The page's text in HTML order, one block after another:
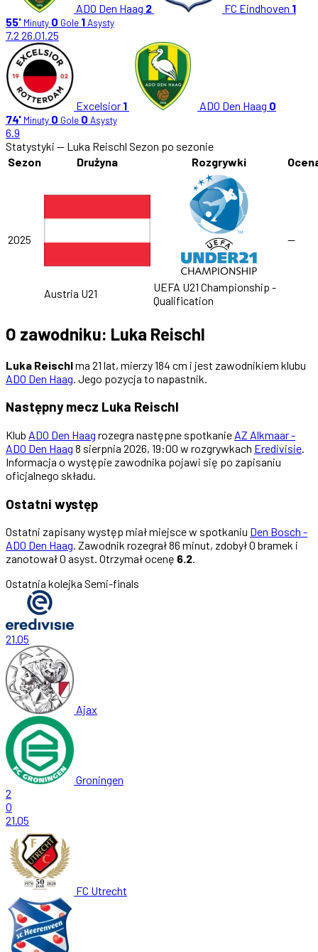
ADO Den Haag 2 FC Eindhoven 1
55' Minuty 0 Gole 1Asysty
7.2 26.01.25
Excelsior 1 ADO Den Haag 0
74' Minuty 0 Gole 0 Asysty
6.9
Statystyki — Luka Reischl Sezon po sezonie
Sezon
Drużyna Rozgrywki
2025
Austria U21
UEFA U21 Championship -
Qualification
—
O zawodniku: Luka Reischl
Luka Reischlma 21 lat, mierzy 184 cm i jest zawodnikiem klubu
ADO Den Haag . Jego pozycja to napastnik.
Następny mecz Luka Reischl
Klub ADO Den Haag rozegra następne spotkanie AZ Alkmaar -
ADO Den Haag 8 sierpnia 2026, 19:00 w rozgrywkach Eredivisie.
Informacja o występie zawodnika pojawi się po zapisaniu
oficjalnego składu.
Ostatni występ
Ostatni zapisany występ miał miejsce w spotkaniu Den Bosch -
ADO Den Haag. Zawodnik rozegrał 86 minut, zdobył 0 bramek i
zanotował 0 asyst. Otrzymał ocenę 6.2.
Ostatnia kolejka Semi-finals
21.05
Ajax
Groningen
2
0
21.05
FC Utrecht